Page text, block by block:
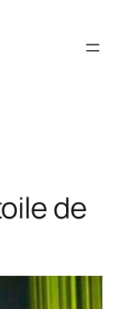
de